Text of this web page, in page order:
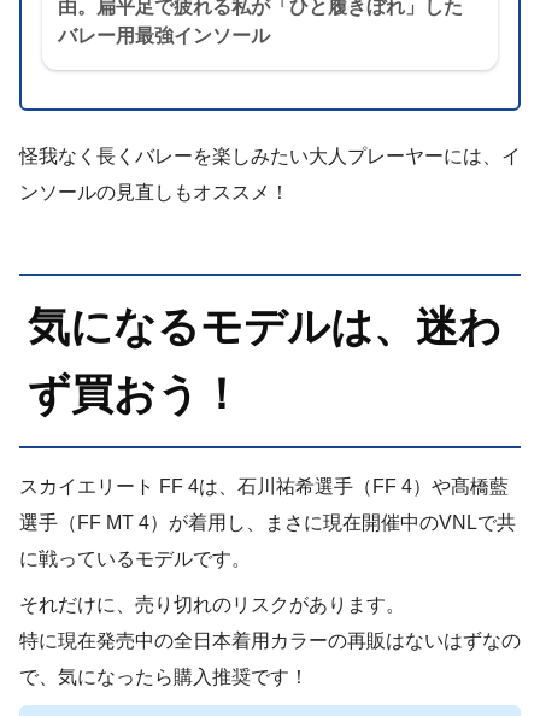
由。扁平足で疲れる私が「ひと履きぼれ」した
バレー用最強インソール
怪我なく長くバレーを楽しみたい大人プレーヤーには、イ
ンソールの見直しもオススメ！
気になるモデルは、迷わ
ず買おう！
スカイエリート FF 4は、石川祐希選手（FF 4）や髙橋藍
選手（FF MT 4）が着用し、まさに現在開催中のVNLで共
に戦っているモデルです。
それだけに、売り切れのリスクがあります。
特に現在発売中の全日本着用カラーの再販はないはずなの
で、気になったら購入推奨です！